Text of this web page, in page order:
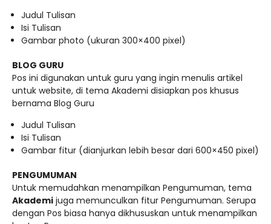
Judul Tulisan
Isi Tulisan
Gambar photo (ukuran 300×400 pixel)
BLOG GURU
Pos ini digunakan untuk guru yang ingin menulis artikel
untuk website, di tema Akademi disiapkan pos khusus
bernama Blog Guru
Judul Tulisan
Isi Tulisan
Gambar fitur (dianjurkan lebih besar dari 600×450 pixel)
PENGUMUMAN
Untuk memudahkan menampilkan Pengumuman, tema
Akademi juga memunculkan fitur Pengumuman. Serupa
dengan Pos biasa hanya dikhususkan untuk menampilkan